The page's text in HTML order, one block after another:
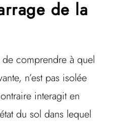
de la
comprendre à quel
n’est pas isolée
interagit en
du sol dans lequel